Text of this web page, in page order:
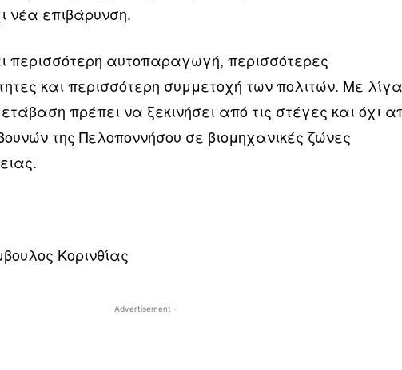
νέα επιβάρυνση.
περισσότερη αυτοπαραγωγή, περισσότερες
και περισσότερη συμμετοχή των πολιτών. Με λίγα
πρέπει να ξεκινήσει από τις στέγες και όχι
της Πελοποννήσου σε βιομηχανικές ζώνες
Κορινθίας
- Advertisement -